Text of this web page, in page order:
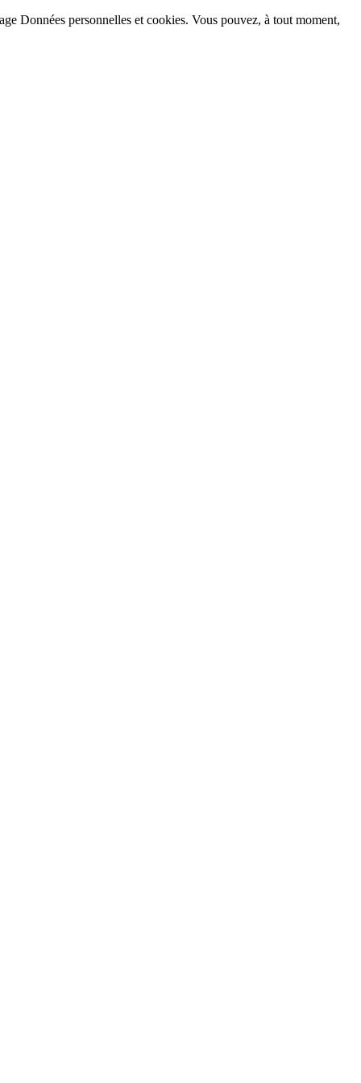
Données personnelles et cookies. Vous pouvez, à tout moment,